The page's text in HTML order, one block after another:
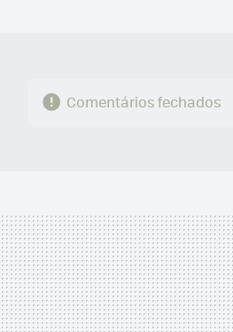
Comentários fechados